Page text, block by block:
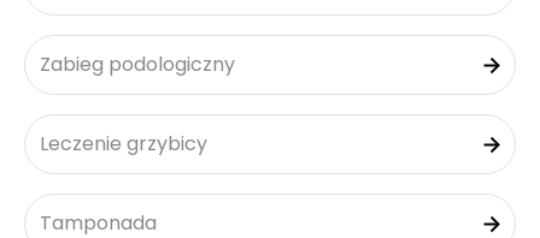
Zabieg podologiczny
Leczenie grzybicy
Tamponada